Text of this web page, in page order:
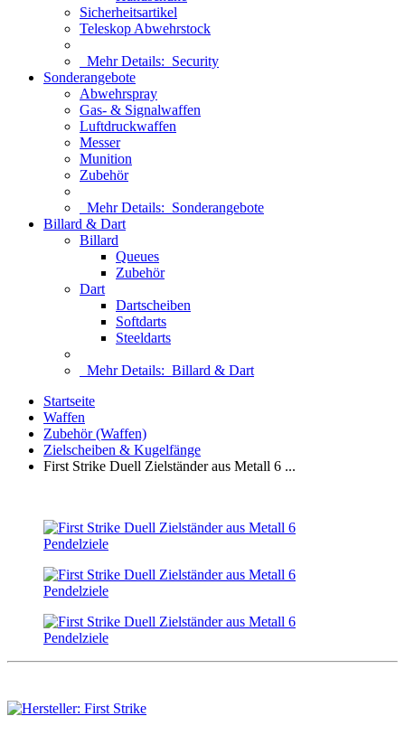
Sicherheitsartikel
Teleskop Abwehrstock
Mehr Details: Security
Sonderangebote
Abwehrspray
Gas- & Signalwaffen
Luftdruckwaffen
Messer
Munition
Zubehör
Mehr Details: Sonderangebote
Billard & Dart
Billard
Queues
Zubehör
Dart
Dartscheiben
Softdarts
Steeldarts
Mehr Details: Billard & Dart
Startseite
Waffen
Zubehör (Waffen)
Zielscheiben & Kugelfänge
First Strike Duell Zielständer aus Metall 6 ...